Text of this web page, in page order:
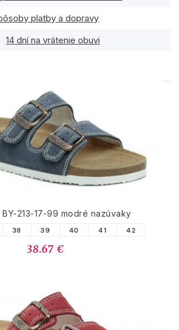
platby a dopravy
14 dní na vrátenie obuvi
PRODUKTY
BY-213-17-99 modré nazúvaky
38 39 40 41 42
38.67 €